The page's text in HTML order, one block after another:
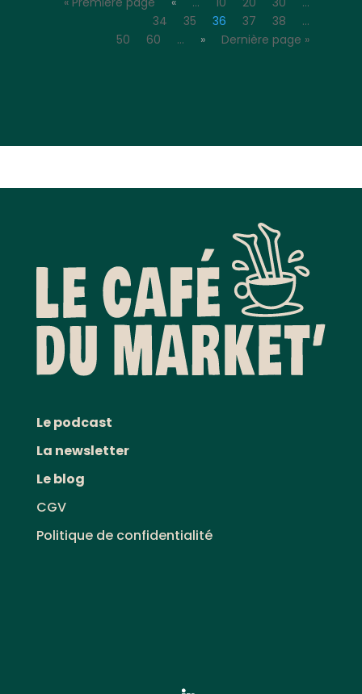
34
35 36 37 38
…
50
60 … » Dernière page »
Le podcast
La newsletter
Le blog
CGV
Politique de confidentialité